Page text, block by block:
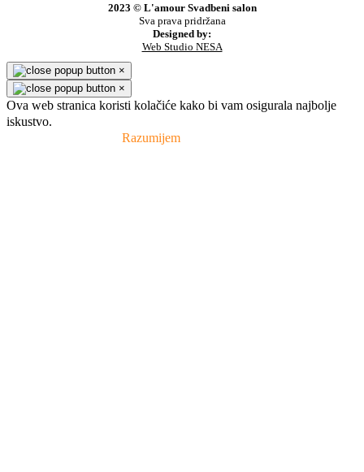
2023 © L'amour Svadbeni salon
Sva prava pridržana
Designed by:
Web Studio NESA
×
×
Ova web stranica koristi kolačiće kako bi vam osigurala najbolje
iskustvo.
Razumijem